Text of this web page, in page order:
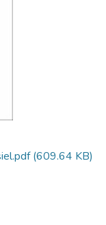
(609.64 KB)